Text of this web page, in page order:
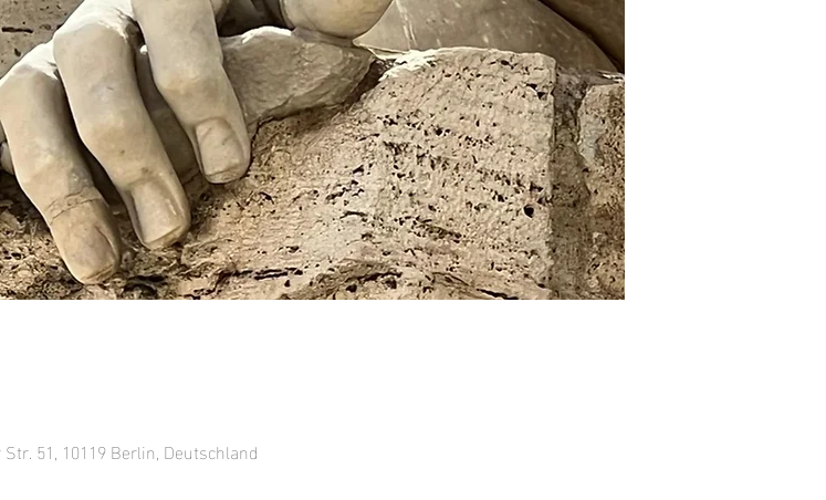
51, 10119 Berlin, Deutschland